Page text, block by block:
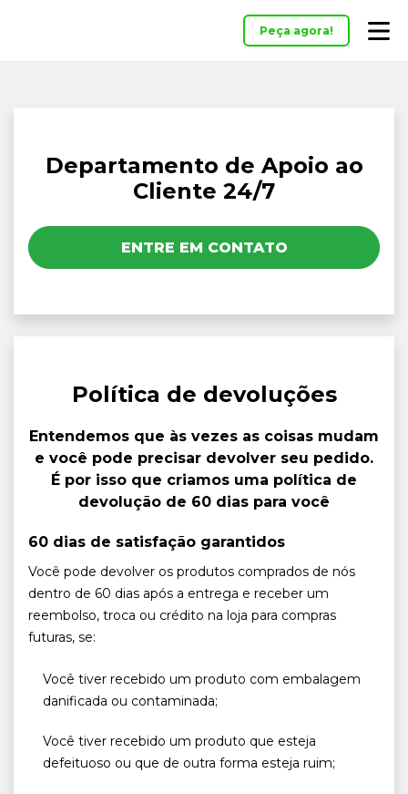
Peça agora!
Departamento de Apoio ao
Cliente 24/7
ENTRE EM CONTATO
Política de devoluções
Entendemos que às vezes as coisas mudam
e você pode precisar devolver seu pedido.
É por isso que criamos uma política de
devolução de 60 dias para você
60 dias de satisfação garantidos
Você pode devolver os produtos comprados de nós
dentro de 60 dias após a entrega e receber um
reembolso, troca ou crédito na loja para compras
futuras, se:
Você tiver recebido um produto com embalagem
danificada ou contaminada;
Você tiver recebido um produto que esteja
defeituoso ou que de outra forma esteja ruim;